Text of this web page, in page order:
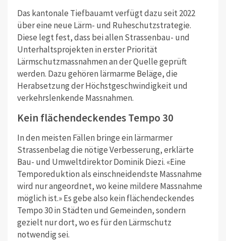
Das kantonale Tiefbauamt verfügt dazu seit 2022
über eine neue Lärm- und Ruheschutzstrategie.
Diese legt fest, dass bei allen Strassenbau- und
Unterhaltsprojekten in erster Priorität
Lärmschutzmassnahmen an der Quelle geprüft
werden. Dazu gehören lärmarme Beläge, die
Herabsetzung der Höchstgeschwindigkeit und
verkehrslenkende Massnahmen.
Kein flächendeckendes Tempo 30
In den meisten Fällen bringe ein lärmarmer
Strassenbelag die nötige Verbesserung, erklärte
Bau- und Umweltdirektor Dominik Diezi. «Eine
Temporeduktion als einschneidendste Massnahme
wird nur angeordnet, wo keine mildere Massnahme
möglich ist.» Es gebe also kein flächendeckendes
Tempo 30 in Städten und Gemeinden, sondern
gezielt nur dort, wo es für den Lärmschutz
notwendig sei.